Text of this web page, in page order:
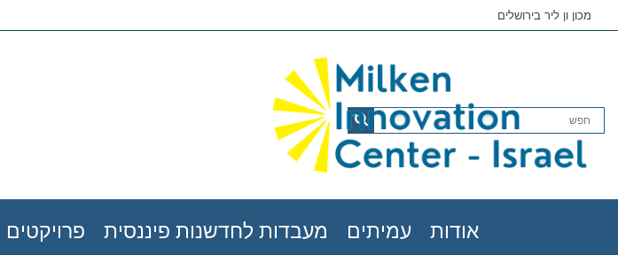
מכון ון ליר בירושלים
אודות עמיתים מעבדות לחדשנות פיננסית פרויקטים